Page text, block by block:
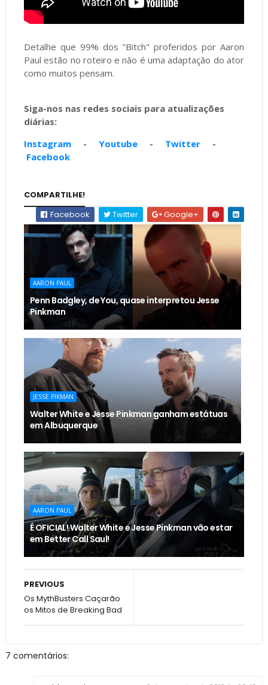
Detalhe que 99% dos "Bitch" proferidos por Aaron
Paul estão no roteiro e não é uma adaptação do ator
como muitos pensam.
Siga-nos nas redes sociais para atualizações
diárias:
Instagram
- Youtube - Twitter-
Facebook
COMPARTILHE!
Facebook
Twitter Google+
AARON PAUL
Penn Badgley, de You, quase interpretou Jesse
Pinkman
JESSE PIKMAN
Walter White e Jesse Pinkman ganham estátuas
em Albuquerque
AARON PAUL
É OFICIAL! Walter White e Jesse Pinkman vão estar
em Better Call Saul!
PREVIOUS
Os MythBusters Caçarão
os Mitos de Breaking Bad
7 comentários: